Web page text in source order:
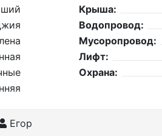
Крыша:
Водопровод:
Мусоропровод:
Лифт:
Охрана:
Егор